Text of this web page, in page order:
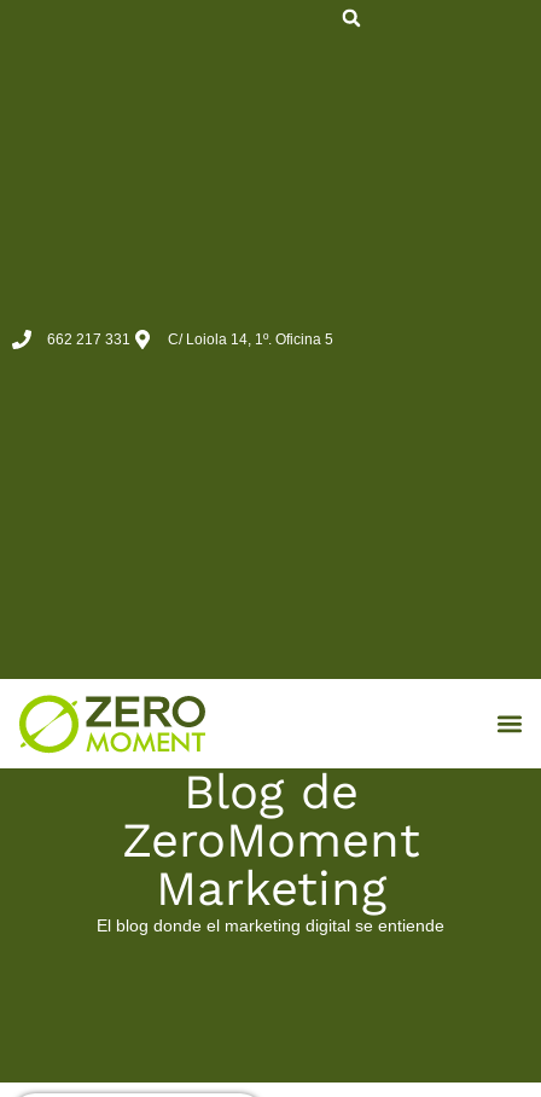
662 217 331 C/ Loiola 14, 1º. Oficina 5
Blog de
ZeroMoment
Marketing
El blog donde el marketing digital se entiende